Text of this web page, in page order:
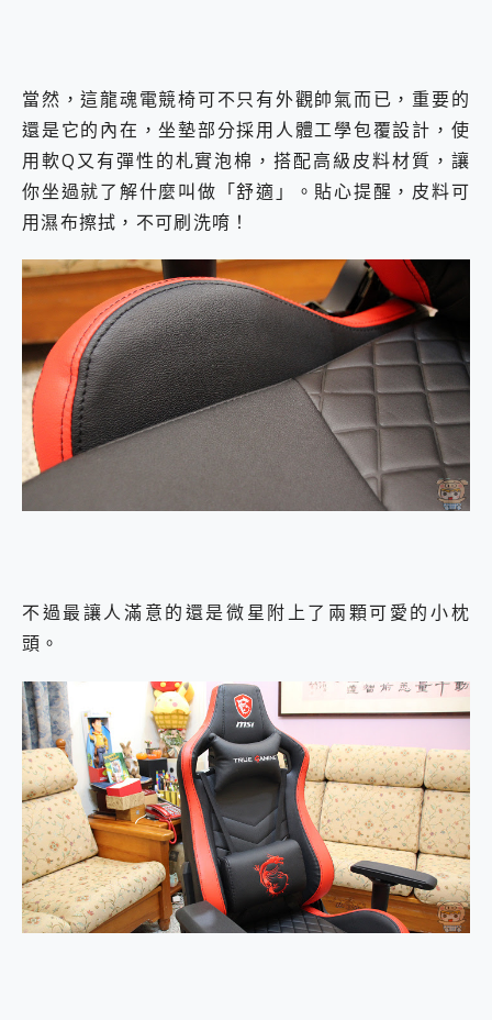
當然，這龍魂電競椅可不只有外觀帥氣而已，重要的
還是它的內在，坐墊部分採用人體工學包覆設計，使
用軟Q又有彈性的札實泡棉，搭配高級皮料材質，讓
你坐過就了解什麼叫做「舒適」。貼心提醒，皮料可
用濕布擦拭，不可刷洗唷！
不過最讓人滿意的還是微星附上了兩顆可愛的小枕
頭。